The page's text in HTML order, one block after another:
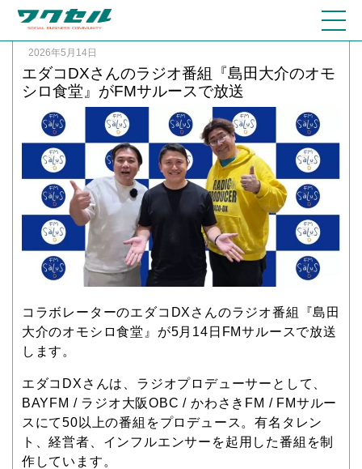
2026年5月14日
エダコDXさんのラジオ番組『島田大介のオモ
シロ食堂』がFMサルースで放送
コラボレーターのエダコDXさんのラジオ番組『島田
大介のオモシロ食堂』が5月14日FMサルースで放送
します。
エダコDXさんは、ラジオプロデューサーとして、
BAYFM / ラジオ大阪OBC / かわさきFM / FMサルー
スにて50以上の番組をプロデュース。有名タレン
ト、経営者、インフルエンサーを起用した番組を制
作しています。